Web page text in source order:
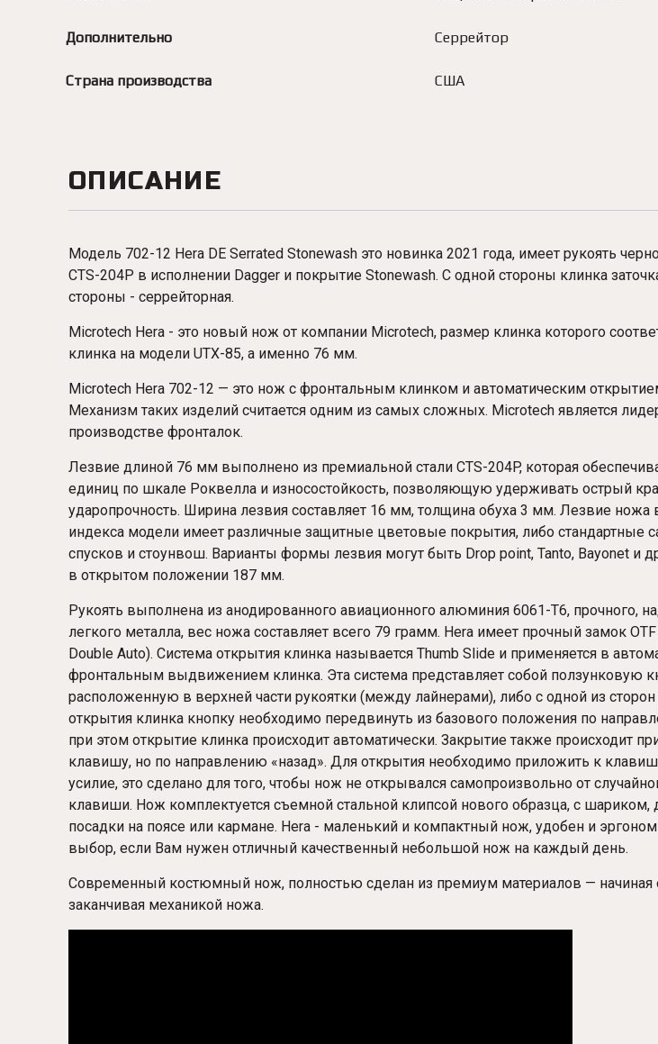
Дополнительно Серрейтор
Страна производства США
ОПИСАНИЕ
Модель 702-12 Hera DE Serrated Stonewash это новинка 2021 года, имеет рукоять
CTS-204P в исполнении Dagger и покрытие Stonewash. С одной стороны клинка
стороны - серрейторная.
Microtech Hera - это новый нож от компании Microtech, размер клинка которого
клинка на модели UTX-85, а именно 76 мм.
Microtech Hera 702-12 — это нож с фронтальным клинком и автоматическим
Механизм таких изделий считается одним из самых сложных. Microtech является
производстве фронталок.
Лезвие длиной 76 мм выполнено из премиальной стали CTS-204P, которая
единиц по шкале Роквелла и износостойкость, позволяющую удерживать острый
ударопрочность. Ширина лезвия составляет 16 мм, толщина обуха 3 мм. Лезвие ножа
индекса модели имеет различные защитные цветовые покрытия, либо стандартные
спусков и стоунвош. Варианты формы лезвия могут быть Drop point, Tanto, Bayonet и
в открытом положении 187 мм.
Рукоять выполнена из анодированного авиационного алюминия 6061-T6, прочного,
легкого металла, вес ножа составляет всего 79 грамм. Hera имеет прочный замок
Double Auto). Система открытия клинка называется Thumb Slide и применяется в
фронтальным выдвижением клинка. Эта система представляет собой ползунковую
расположенную в верхней части рукоятки (между лайнерами), либо с одной из
открытия клинка кнопку необходимо передвинуть из базового положения по
при этом открытие клинка происходит автоматически. Закрытие также происходит
клавишу, но по направлению «назад». Для открытия необходимо приложить к
усилие, это сделано для того, чтобы нож не открывался самопроизвольно от
клавиши. Нож комплектуется съемной стальной клипсой нового образца, с шариком,
посадки на поясе или кармане. Hera - маленький и компактный нож, удобен и
выбор, если Вам нужен отличный качественный небольшой нож на каждый день.
Современный костюмный нож, полностью сделан из премиум материалов — начиная
заканчивая механикой ножа.